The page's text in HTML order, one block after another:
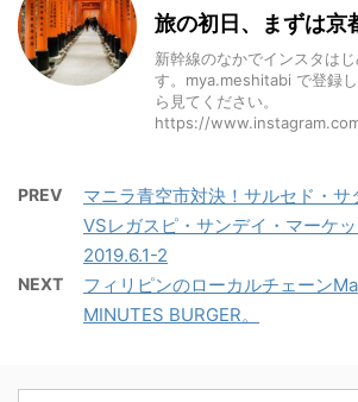
旅の初日、まずは
新幹線のなかでインスタは
す。mya.meshitabi で登録
ら見てください。
https://
PREV
マニラ青空市対決！サルセド・サ
VSレガスピ・サンデイ・マーケッ
2019.6.1-2
NEXT
フィリピンのローカルチェーン
MINUTES BURGER。